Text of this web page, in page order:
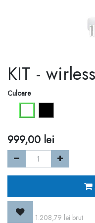
KIT -
Culoare
999,00 lei
1.208,79 lei brut